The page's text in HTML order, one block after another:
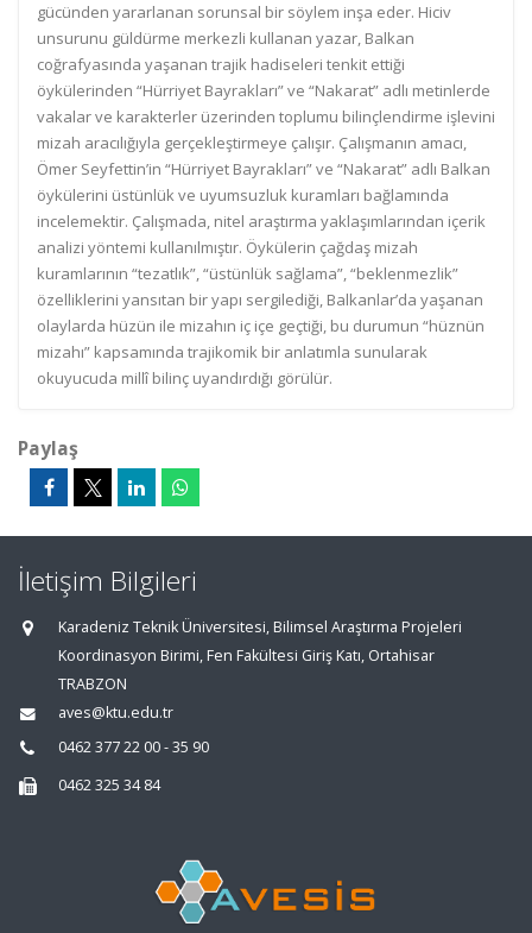
gücünden yararlanan sorunsal bir söylem inşa eder. Hiciv
unsurunu güldürme merkezli kullanan yazar, Balkan
coğrafyasında yaşanan trajik hadiseleri tenkit ettiği
öykülerinden “Hürriyet Bayrakları” ve “Nakarat” adlı metinlerde
vakalar ve karakterler üzerinden toplumu bilinçlendirme işlevini
mizah aracılığıyla gerçekleştirmeye çalışır. Çalışmanın amacı,
Ömer Seyfettin’in “Hürriyet Bayrakları” ve “Nakarat” adlı Balkan
öykülerini üstünlük ve uyumsuzluk kuramları bağlamında
incelemektir. Çalışmada, nitel araştırma yaklaşımlarından içerik
analizi yöntemi kullanılmıştır. Öykülerin çağdaş mizah
kuramlarının “tezatlık”, “üstünlük sağlama”, “beklenmezlik”
özelliklerini yansıtan bir yapı sergilediği, Balkanlar’da yaşanan
olaylarda hüzün ile mizahın iç içe geçtiği, bu durumun “hüznün
mizahı” kapsamında trajikomik bir anlatımla sunularak
okuyucuda millî bilinç uyandırdığı görülür.
Paylaş
İletişim Bilgileri
Karadeniz Teknik Üniversitesi, Bilimsel Araştırma Projeleri
Koordinasyon Birimi, Fen Fakültesi Giriş Katı, Ortahisar
TRABZON
aves@ktu.edu.tr
0462 377 22 00 - 35 90
0462 325 34 84